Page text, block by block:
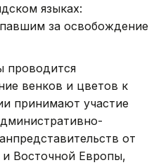
языках:
за освобождение
проводится
венков и цветов к
принимают участие
от
Восточной Европы,